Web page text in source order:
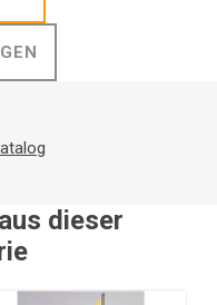
dieser